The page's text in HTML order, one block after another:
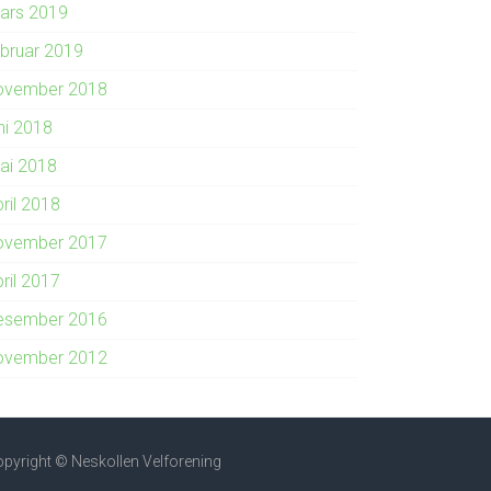
2019
2019
2018
2018
2018
2018
2017
2017
2016
2012
© Neskollen Velforening